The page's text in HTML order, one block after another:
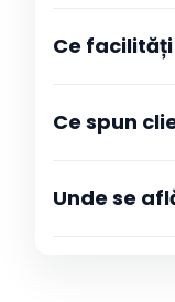
Ce
Ce spun
Unde se